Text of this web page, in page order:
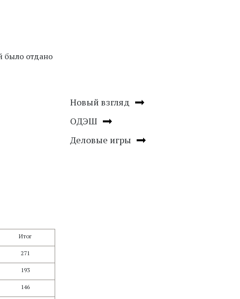
было отдано
Итог
271
193
146
Новый взгляд
ОДЭШ
Деловые игры